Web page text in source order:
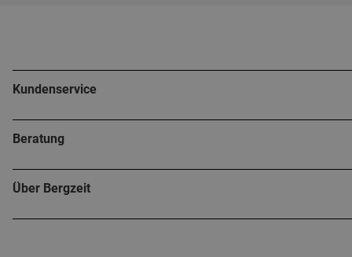
Kundenservice
Beratung
Über Bergzeit